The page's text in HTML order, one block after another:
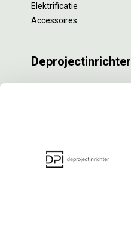
Elektrificatie
Accessoires
Deprojectinrichter